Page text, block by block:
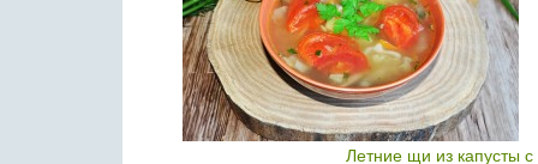
Летние щи из капусты